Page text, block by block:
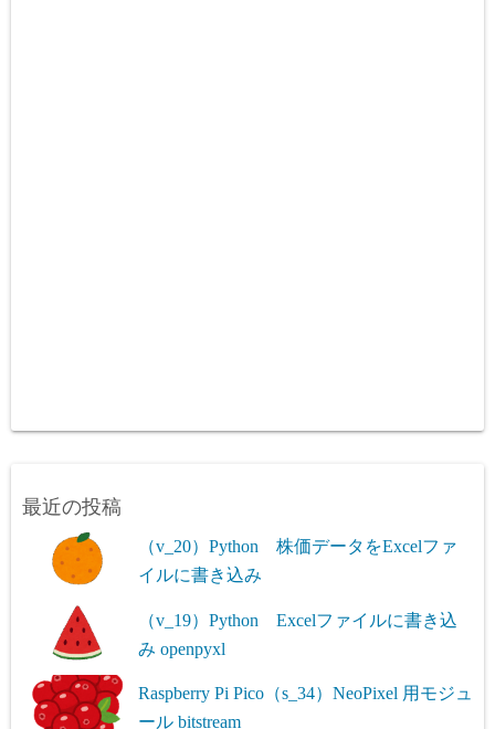
最近の投稿
（v_20）Python 株価データをExcelファ
イルに書き込み
（v_19）Python Excelファイルに書き込
み openpyxl
Raspberry Pi Pico（s_34）NeoPixel 用モジュ
ール bitstream